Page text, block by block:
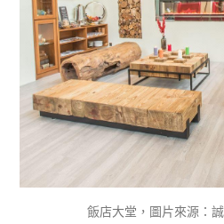
飯店大堂，圖片來源：